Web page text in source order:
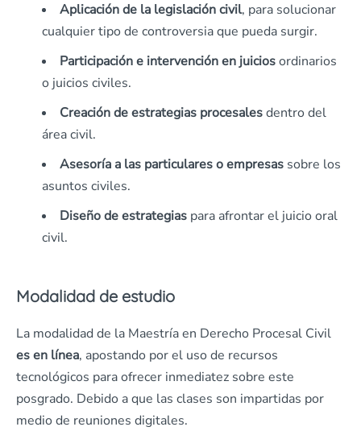
Aplicación de la legislación civil, para solucionar
cualquier tipo de controversia que pueda surgir.
Participación e intervención en juiciosordinarios
o juicios civiles.
Creación de estrategias procesalesdentro del
área civil.
Asesoría a las particulares o empresas sobre los
asuntos civiles.
Diseño de estrategias para afrontar el juicio oral
civil.
Modalidad de estudio
La modalidad de la Maestría en Derecho Procesal Civil
es en línea, apostando por el uso de recursos
tecnológicos para ofrecer inmediatez sobre este
posgrado. Debido a que las clases son impartidas por
medio de reuniones digitales.